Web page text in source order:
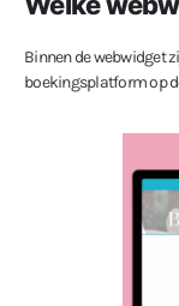
Binnen de webwidget
boekingsplatform op